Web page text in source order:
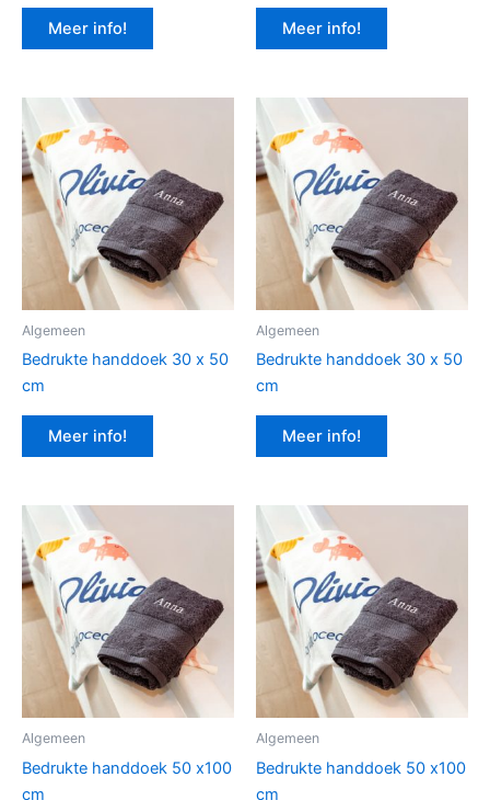
Meer info! Meer info!
Algemeen
Bedrukte handdoek 30 x 50
cm
Meer info!
Algemeen
Bedrukte handdoek 30 x 50
cm
Meer info!
Algemeen
Bedrukte handdoek 50 x100
cm
Algemeen
Bedrukte handdoek 50 x100
cm